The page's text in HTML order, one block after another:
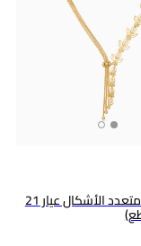
طقم كامل متعدد الأشكال عيار 21